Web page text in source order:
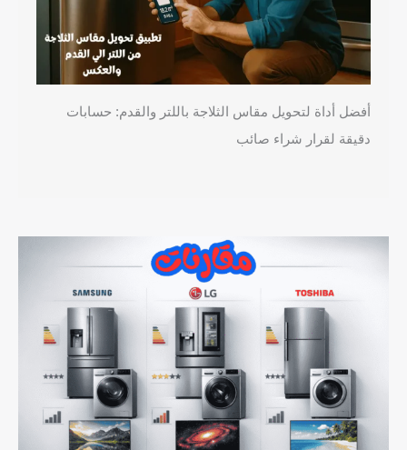
أفضل أداة لتحويل مقاس الثلاجة باللتر والقدم: حسابات
دقيقة لقرار شراء صائب